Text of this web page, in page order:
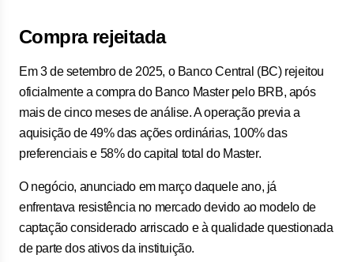
Compra rejeitada
Em 3 de setembro de 2025, o Banco Central (BC) rejeitou
oficialmente a compra do Banco Master pelo BRB, após
mais de cinco meses de análise. A operação previa a
aquisição de 49% das ações ordinárias, 100% das
preferenciais e 58% do capital total do Master.
O negócio, anunciado em março daquele ano, já
enfrentava resistência no mercado devido ao modelo de
captação considerado arriscado e à qualidade questionada
de parte dos ativos da instituição.